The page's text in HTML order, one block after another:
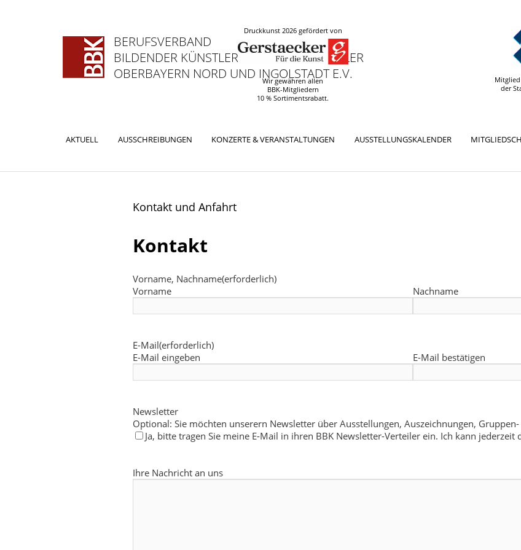
BERUFSVERBAND
BILDENDER KÜNSTLERINNEN UND KÜNSTLER
OBERBAYERN NORD UND INGOLSTADT E.V.
Druckkunst 2026 gefördert von
Wir gewähren allen
BBK-Mitgliedern
10 % Sortimentsrabatt.
der
ZUM
PRIMÄREN
ZUM
SEKUNDÄREN
AKTUELL AUSSCHREIBUNGEN KONZERTE & VERANSTALTUNGEN AUSSTELLUNGSKALENDER
Kontakt und Anfahrt
Kontakt
Vorname, Nachname(erforderlich)
Vorname
Nachname
E-Mail(erforderlich)
E-Mail eingeben
E-Mail bestätigen
Newsletter
Optional: Sie möchten unserern Newsletter über Ausstellungen, Auszeichnungen,
Ja, bitte tragen Sie meine E-Mail in ihren BBK Newsletter-Verteiler ein. Ich kann
Ihre
Ihre Nachricht an uns